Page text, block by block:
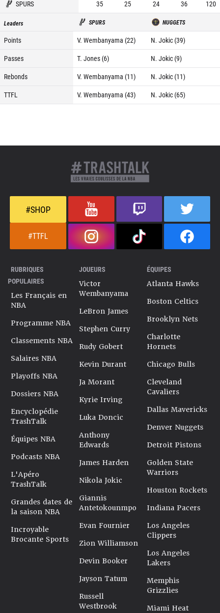
SPURS 35 25 24 36 120
Leaders SPURS NUGGETS
Points V. Wembanyama (22)
N. Jokic (39)
Passes
T. Jones (6)
N. Jokic (9)
Rebonds
V. Wembanyama (11)
N. Jokic (11)
TTFL
V. Wembanyama (43) N. Jokic (65)
#SHOP
#TTFL
RUBRIQUES
POPULAIRES
Les Français en
NBA
Programme NBA
Classements NBA
Salaires NBA
Playoffs NBA
Dossiers NBA
Encyclopédie
TrashTalk
Équipes NBA
Podcasts NBA
L'Apéro
TrashTalk
Grandes dates de
la saison NBA
Incroyable
Brocante Sports
JOUEURS
Victor
Wembanyama
LeBron James
Stephen Curry
Rudy Gobert
Kevin Durant
Ja Morant
Kyrie Irving
Luka Doncic
Anthony
Edwards
James Harden
Nikola Jokic
Giannis
Antetokounmpo
Evan Fournier
Zion Williamson
Devin Booker
Jayson Tatum
Russell
Westbrook
ÉQUIPES
Atlanta Hawks
Boston Celtics
Brooklyn Nets
Charlotte
Hornets
Chicago Bulls
Cleveland
Cavaliers
Dallas Mavericks
Denver Nuggets
Detroit Pistons
Golden State
Warriors
Houston Rockets
Indiana Pacers
Los Angeles
Clippers
Los Angeles
Lakers
Memphis
Grizzlies
Miami Heat